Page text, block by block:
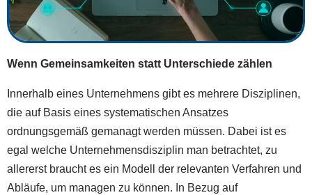
Wenn Gemeinsamkeiten statt Unterschiede zählen
Innerhalb eines Unternehmens gibt es mehrere Disziplinen,
die auf Basis eines systematischen Ansatzes
ordnungsgemäß gemanagt werden müssen. Dabei ist es
egal welche Unternehmensdisziplin man betrachtet, zu
allererst braucht es ein Modell der relevanten Verfahren und
Abläufe, um managen zu können. In Bezug auf